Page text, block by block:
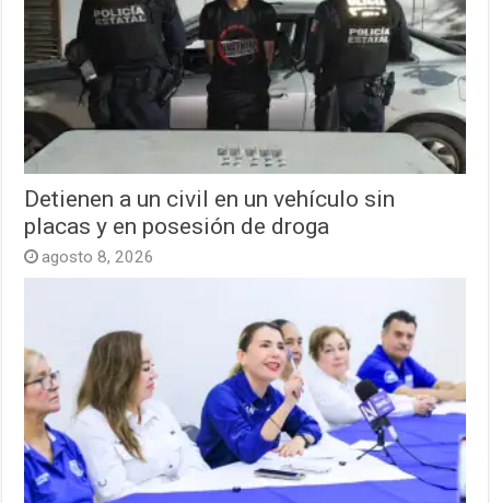
Detienen a un civil en un vehículo sin
placas y en posesión de droga
agosto 8, 2026